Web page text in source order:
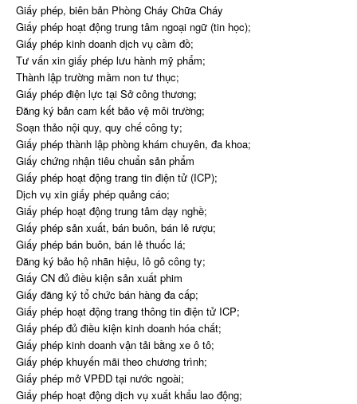
Giấy phép, biên bản Phòng Cháy Chữa Cháy
Giấy phép hoạt động trung tâm ngoại ngữ (tin học);
Giấy phép kinh doanh dịch vụ cầm đồ;
Tư vấn xin giấy phép lưu hành mỹ phẩm;
Thành lập trường mầm non tư thục;
Giấy phép điện lực tại Sở công thương;
Đăng ký bản cam kết bảo vệ môi trường;
Soạn thảo nội quy, quy chế công ty;
Giấy phép thành lập phòng khám chuyên, đa khoa;
Giấy chứng nhận tiêu chuẩn sản phẩm
Giấy phép hoạt động trang tin điện tử (ICP);
Dịch vụ xin giấy phép quảng cáo;
Giấy phép hoạt động trung tâm dạy nghề;
Giấy phép sản xuất, bán buôn, bán lẻ rượu;
Giấy phép bán buôn, bán lẻ thuốc lá;
Đăng ký bảo hộ nhãn hiệu, lô gô công ty;
Giấy CN đủ điều kiện sản xuất phim
Giấy đăng ký tổ chức bán hàng đa cấp;
Giấy phép hoạt động trang thông tin điện tử ICP;
Giấy phép đủ điều kiện kinh doanh hóa chất;
Giấy phép kinh doanh vận tải bằng xe ô tô;
Giấy phép khuyến mãi theo chương trình;
Giấy phép mở VPĐD tại nước ngoài;
Giấy phép hoạt động dịch vụ xuất khẩu lao động;